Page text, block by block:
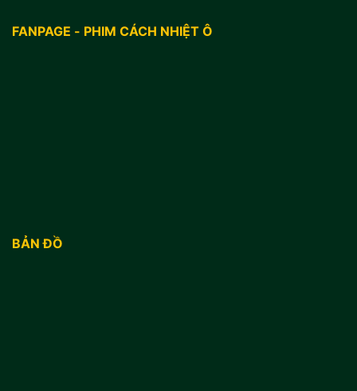
FANPAGE - PHIM CÁCH NHIỆT Ô
BẢN ĐỒ